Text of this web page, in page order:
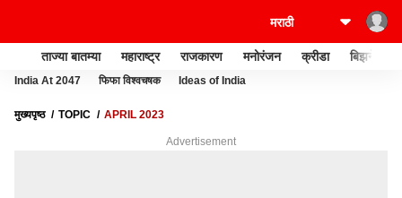
ताज्या बातम्या महाराष्ट्र राजकारण मनोरंजन क्रीडा बिझनेस
India At 2047 फिफा विश्वचषक Ideas of India
मुख्यपृष्ठ TOPIC APRIL 2023
Advertisement